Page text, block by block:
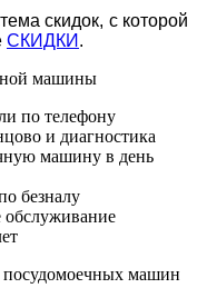
скидок, с которой
СКИДКИ .
машины
по телефону
и диагностика
машину в день
безналу
обслуживание
посудомоечных машин